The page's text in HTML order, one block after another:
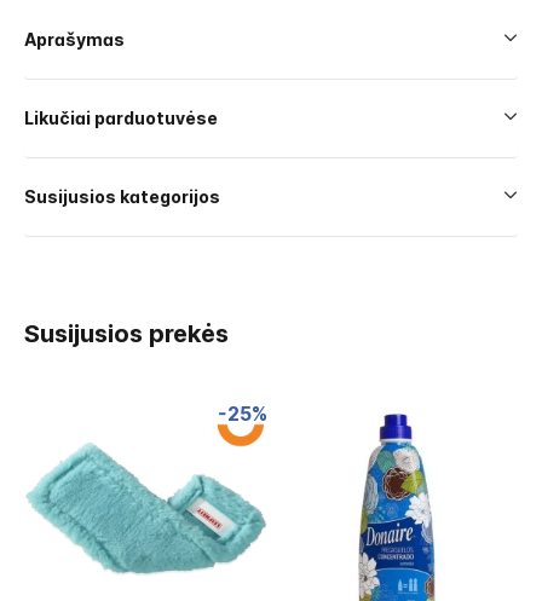
Aprašymas
Likučiai parduotuvėse
Susijusios kategorijos
Susijusios prekės
-25%